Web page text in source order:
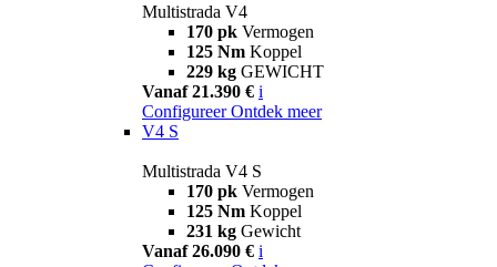
Multistrada V4
170 pk Vermogen
125 Nm Koppel
229 kg GEWICHT
Vanaf 21.390 € i
Configureer Ontdek meer
V4 S
Multistrada V4 S
170 pk Vermogen
125 Nm Koppel
231 kg Gewicht
Vanaf 26.090 € i